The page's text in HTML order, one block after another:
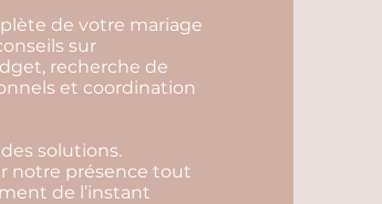
de votre mariage
sur
recherche de
et coordination
solutions.
notre présence tout
de l’instant